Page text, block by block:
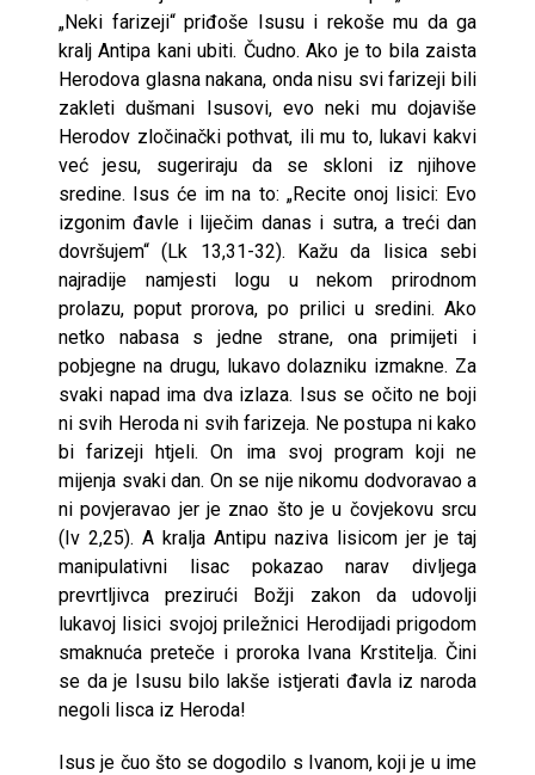
„Neki farizeji“ priđoše Isusu i rekoše mu da ga
kralj Antipa kani ubiti. Čudno. Ako je to bila zaista
Herodova glasna nakana, onda nisu svi farizeji bili
zakleti dušmani Isusovi, evo neki mu dojaviše
Herodov zločinački pothvat, ili mu to, lukavi kakvi
već jesu, sugeriraju da se skloni iz njihove
sredine. Isus će im na to: „Recite onoj lisici: Evo
izgonim đavle i liječim danas i sutra, a treći dan
dovršujem“ (Lk 13,31-32). Kažu da lisica sebi
najradije namjesti logu u nekom prirodnom
prolazu, poput prorova, po prilici u sredini. Ako
netko nabasa s jedne strane, ona primijeti i
pobjegne na drugu, lukavo dolazniku izmakne. Za
svaki napad ima dva izlaza. Isus se očito ne boji
ni svih Heroda ni svih farizeja. Ne postupa ni kako
bi farizeji htjeli. On ima svoj program koji ne
mijenja svaki dan. On se nije nikomu dodvoravao a
ni povjeravao jer je znao što je u čovjekovu srcu
(Iv 2,25). A kralja Antipu naziva lisicom jer je taj
manipulativni lisac pokazao narav divljega
prevrtljivca prezirući Božji zakon da udovolji
lukavoj lisici svojoj priležnici Herodijadi prigodom
smaknuća preteče i proroka Ivana Krstitelja. Čini
se da je Isusu bilo lakše istjerati đavla iz naroda
negoli lisca iz Heroda!
Isus je čuo što se dogodilo s Ivanom, koji je u ime